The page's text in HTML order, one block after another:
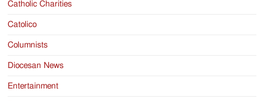
Catholic Charities
Catolico
Columnists
Diocesan News
Entertainment